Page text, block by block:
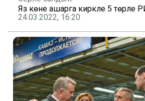
Яз көне ашарга кирәкле 5 төрле
24.03.2022, 16:20